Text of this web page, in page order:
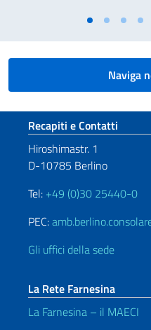
Naviga
Sezione
Recapiti e Contatti
Hiroshimastr. 1
D-10785 Berlino
Tel: +49 (0)30 25440-0
PEC:
Gli uffici della sede
La Rete Farnesina
La Farnesina – il MAECI